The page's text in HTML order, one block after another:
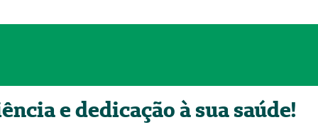
e dedicação à sua saúde!